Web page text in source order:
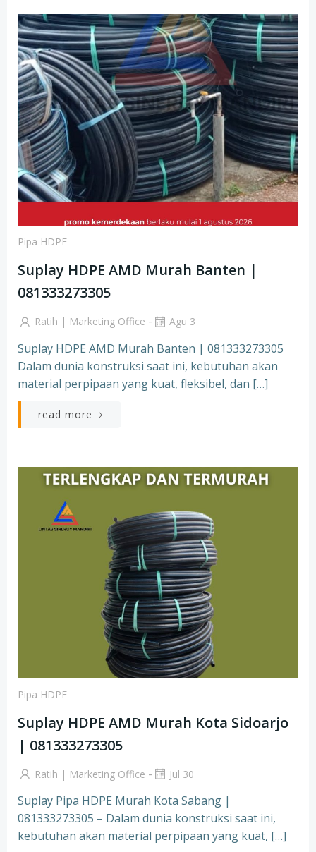
Pipa HDPE
Suplay HDPE AMD Murah Banten |
081333273305
Ratih | Marketing Office - Agu 3
Suplay HDPE AMD Murah Banten | 081333273305
Dalam dunia konstruksi saat ini, kebutuhan akan
material perpipaan yang kuat, fleksibel, dan […]
read more
Pipa HDPE
Suplay HDPE AMD Murah Kota Sidoarjo
| 081333273305
Ratih | Marketing Office - Jul 30
Suplay Pipa HDPE Murah Kota Sabang |
081333273305 – Dalam dunia konstruksi saat ini,
kebutuhan akan material perpipaan yang kuat, […]